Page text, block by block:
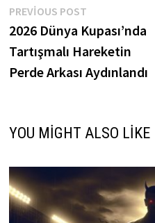
Yazı
gezinmesi
PREVIOUS POSTPrevious
post:
2026 Dünya Kupası’nda
Tartışmalı Hareketin
Perde Arkası Aydınlandı
YOU MIGHT ALSO LIKE